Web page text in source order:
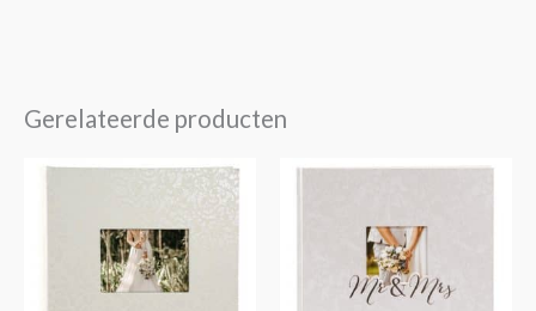
Gerelateerde producten